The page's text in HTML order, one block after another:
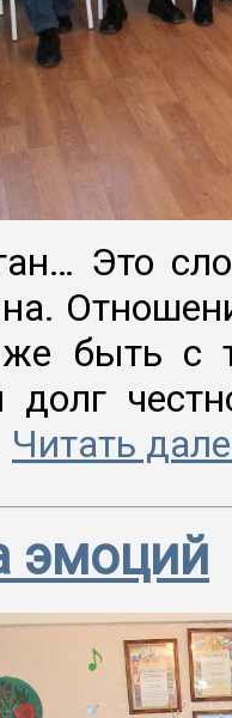
Это
быть с
долг
Читать
эмоций